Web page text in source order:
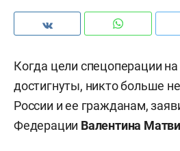
Когда цели спецоперации
достигнуты, никто больше
России и ее гражданам,
Федерации Валентина